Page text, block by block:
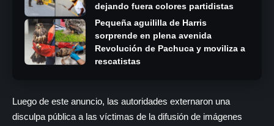
dejando fuera colores partidistas
Pequeña aguililla de Harris
sorprende en plena avenida
Revolución de Pachuca y moviliza a
rescatistas
Luego de este anuncio, las autoridades externaron una
disculpa pública a las víctimas de la difusión de imágenes